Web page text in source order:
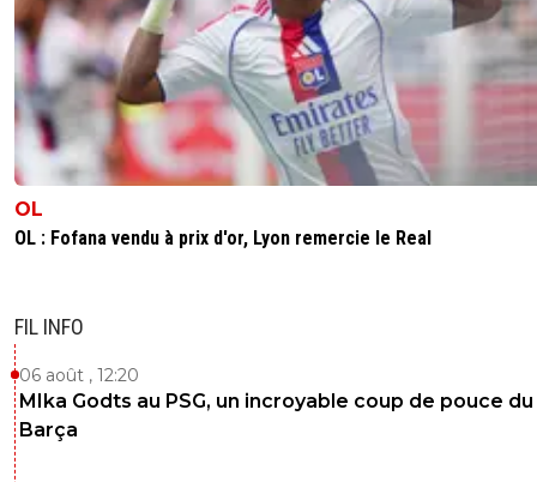
OL
OL : Fofana vendu à prix d'or, Lyon remercie le Real
FIL INFO
06 août , 12:20
MIka Godts au PSG, un incroyable coup de pouce du
Barça